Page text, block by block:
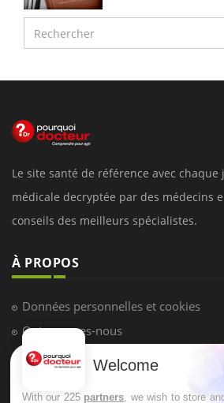
Le site santé de référence avec
médicale decryptée par des médecins
conseils des meilleurs spécialistes.
À PROPOS
Données personnelles et cookies
Qui sommes-nous
Conditions d'utilisation
Welcome
With our 225 partners , we wish to store